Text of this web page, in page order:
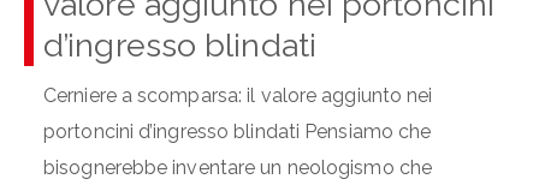
d’ingresso blindati
Cerniere a scomparsa: il valore aggiunto nei
portoncini d’ingresso blindati Pensiamo che
bisognerebbe inventare un neologismo che